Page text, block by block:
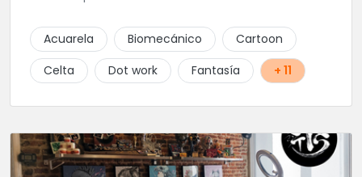
Acuarela Biomecánico
Cartoon
Celta
Dot work Fantasía + 11